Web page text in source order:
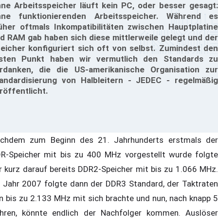
Arbeitsspeicher läuft kein PC, oder besser gesagt:
funktionierenden Arbeitsspeicher. Während es
oftmals Inkompatibilitäten zwischen Hauptplatine
RAM gab haben sich diese mittlerweile gelegt und der
konfiguriert sich oft von selbst. Zumindest den
Punkt haben wir vermutlich den Standards zu
die die US-amerikanische Organisation zur
von Halbleitern - JEDEC - regelmäßig
zum Beginn des 21. Jahrhunderts erstmals der
Speicher mit bis zu 400 MHz vorgestellt wurde folgte
kurz darauf bereits DDR2-Speicher mit bis zu 1.066 MHz.
Jahr 2007 folgte dann der DDR3 Standard, der Taktraten
bis zu 2.133 MHz mit sich brachte und nun, nach knapp 5
könnte endlich der Nachfolger kommen. Auslöser